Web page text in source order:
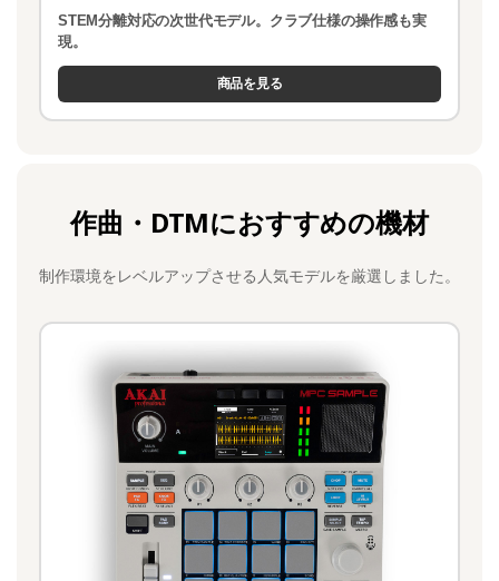
STEM分離対応の次世代モデル。クラブ仕様の操作感も実
現。
商品を見る
作曲・DTMにおすすめの機材
制作環境をレベルアップさせる人気モデルを厳選しました。